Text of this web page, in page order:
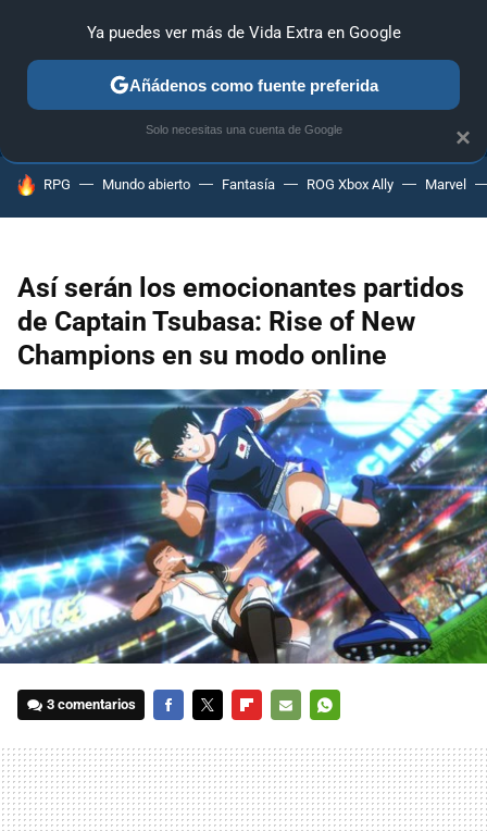
ANÁLISIS GUÍAS Y TRUCOS PC SONY NINTENDO
HOY SE HABLA DE
RPG Mundo abierto Fantasía ROG Xbox Ally Marvel
Así serán los emocionantes partidos
de Captain Tsubasa: Rise of New
Champions en su modo online
3 comentarios
MAIL
×
Ya puedes ver más de Vida Extra en Google
Añádenos como fuente preferida
Solo necesitas una cuenta de Google